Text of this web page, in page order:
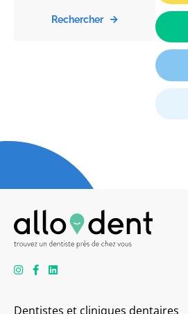
Rechercher
Dentistes et cliniques dentaires